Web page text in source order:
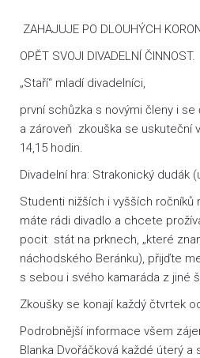
ZAHAJUJE PO DLOUHÝCH
OPĚT SVOJI DIVADELNÍ ČINNOST.
„Staří“ mladí divadelníci,
první schůzka s novými členy i se
a zároveň zkouška se uskuteční
14,15 hodin.
Divadelní hra: Strakonický dudák
Studenti nižších i vyšších ročníků
máte rádi divadlo a chcete
pocit stát na prknech, „které
náchodského Beránku), přijďte
s sebou i svého kamaráda z jiné
Zkoušky se konají každý čtvrtek
Podrobnější informace všem
Blanka Dvořáčková každé úterý a